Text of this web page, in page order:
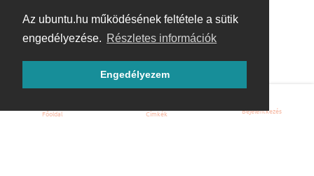
Az ubuntu.hu működésének feltétele a sütik
engedélyezése. Részletes információk
Engedélyezem
Főoldal Címkék Bejelentkezés